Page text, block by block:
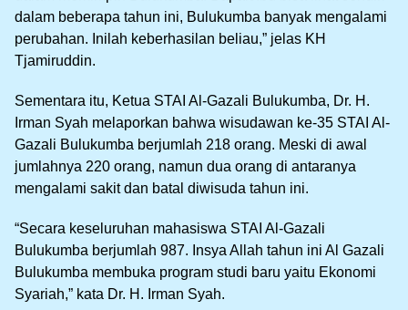
dalam beberapa tahun ini, Bulukumba banyak mengalami
perubahan. Inilah keberhasilan beliau,” jelas KH
Tjamiruddin.
Sementara itu, Ketua STAI Al-Gazali Bulukumba, Dr. H.
Irman Syah melaporkan bahwa wisudawan ke-35 STAI Al-
Gazali Bulukumba berjumlah 218 orang. Meski di awal
jumlahnya 220 orang, namun dua orang di antaranya
mengalami sakit dan batal diwisuda tahun ini.
“Secara keseluruhan mahasiswa STAI Al-Gazali
Bulukumba berjumlah 987. Insya Allah tahun ini Al Gazali
Bulukumba membuka program studi baru yaitu Ekonomi
Syariah,” kata Dr. H. Irman Syah.